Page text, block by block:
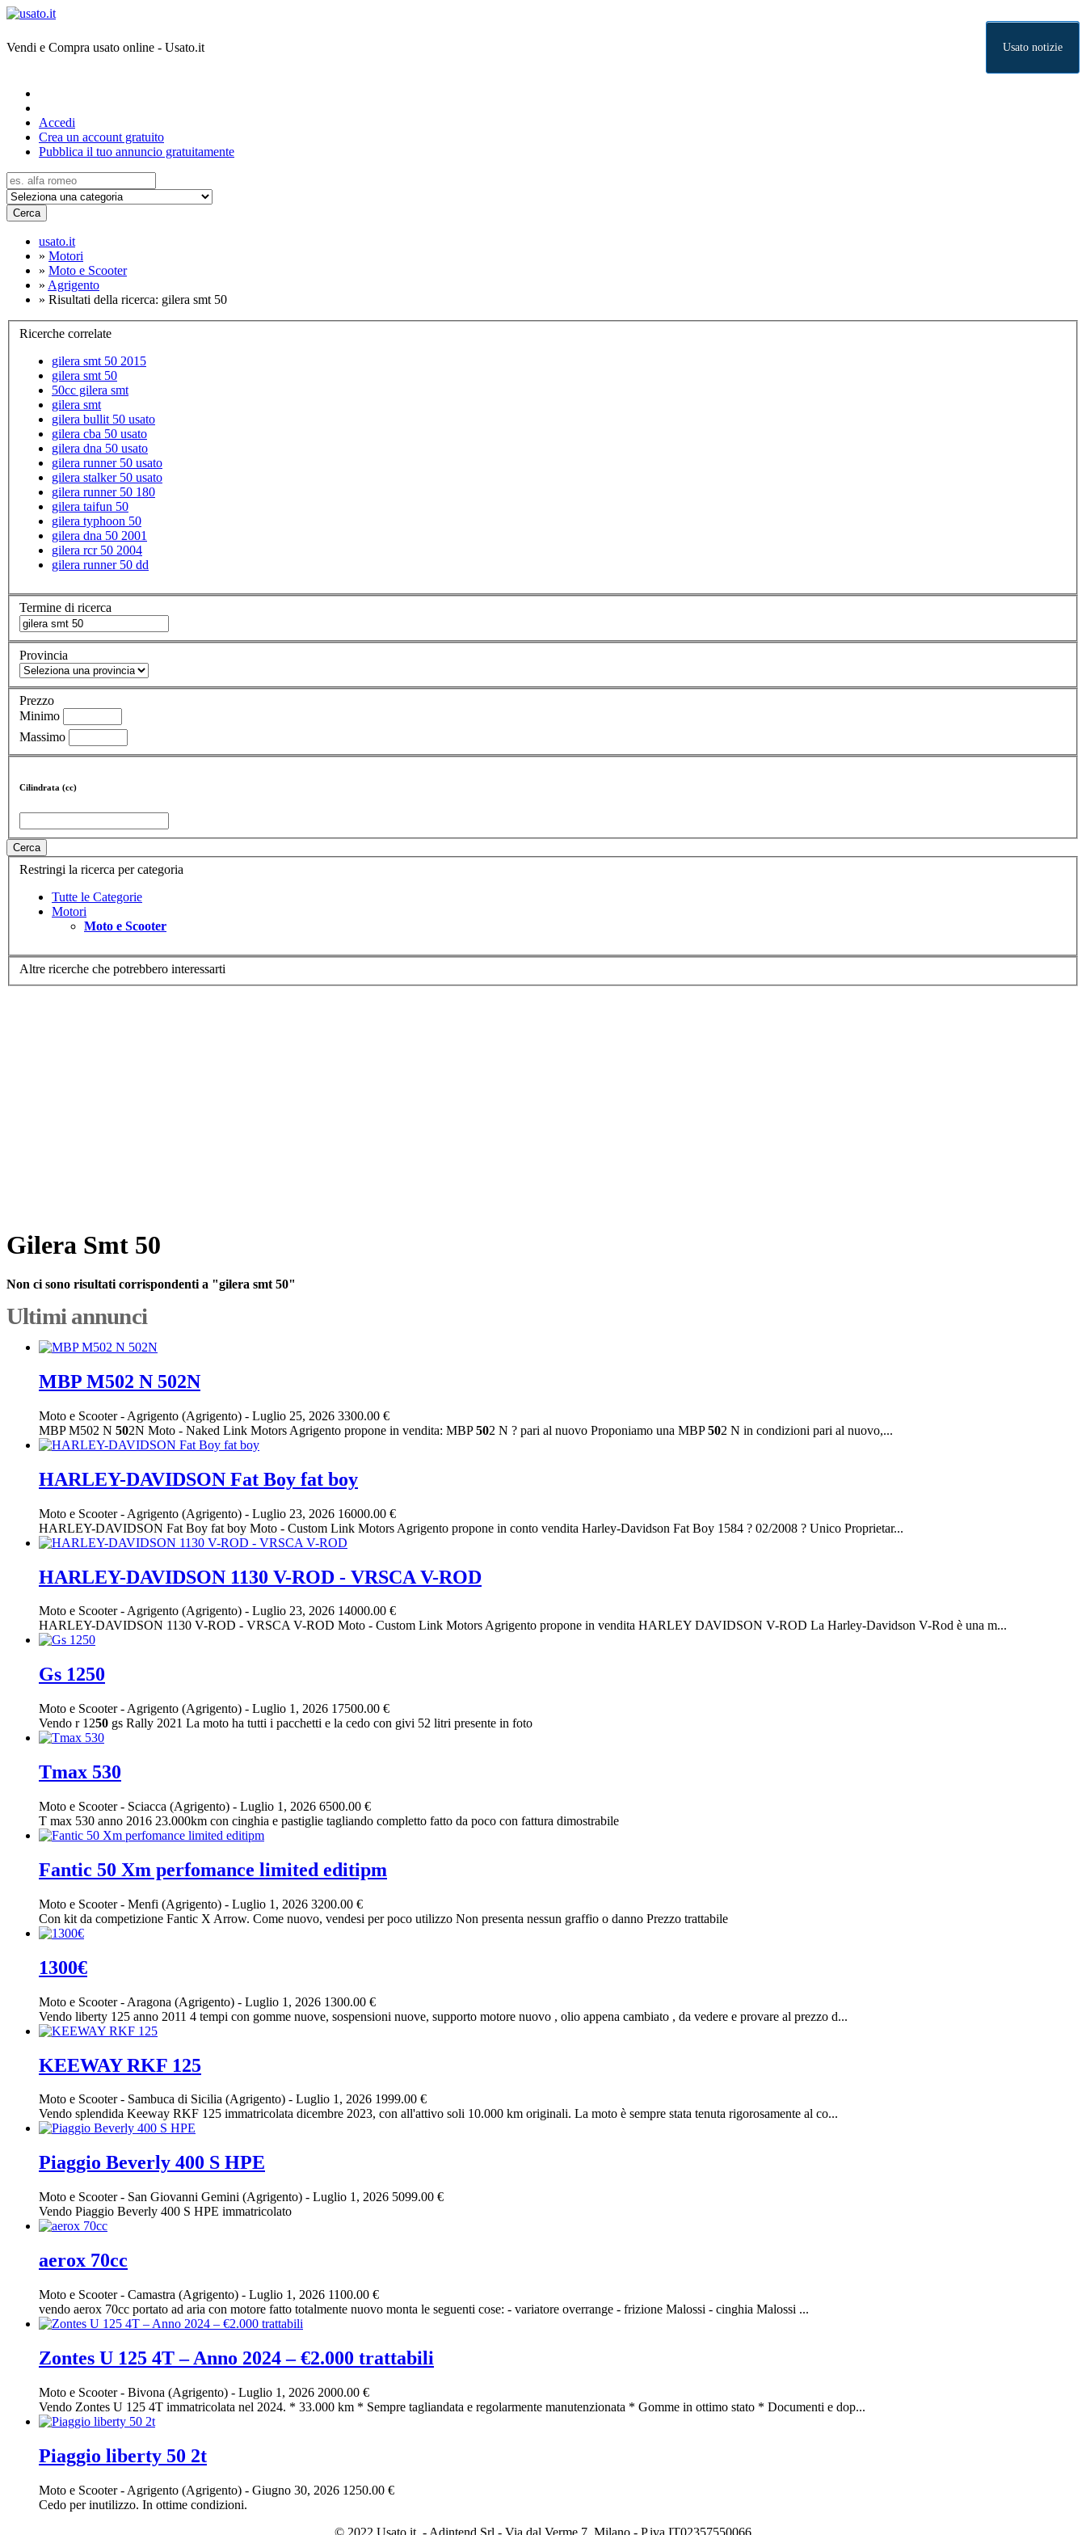
Vendi e Compra usato online - Usato.it Usato notizie
Accedi
Crea un account gratuito
Pubblica il tuo annuncio gratuitamente
Cerca
usato.it
» Motori
» Moto e Scooter
» Agrigento
» Risultati della ricerca: gilera smt 50
Ricerche correlate
gilera smt 50 2015
gilera smt 50
50cc gilera smt
gilera smt
gilera bullit 50 usato
gilera cba 50 usato
gilera dna 50 usato
gilera runner 50 usato
gilera stalker 50 usato
gilera runner 50 180
gilera taifun 50
gilera typhoon 50
gilera dna 50 2001
gilera rcr 50 2004
gilera runner 50 dd
Termine di ricerca
Provincia
Prezzo
Minimo
Massimo
Cilindrata (cc)
Cerca
Restringi la ricerca per categoria
Tutte le Categorie
Motori
Moto e Scooter
Altre ricerche che potrebbero interessarti
Gilera Smt 50
Non ci sono risultati corrispondenti a "gilera smt 50"
Ultimi annunci
MBP M502 N 502N
Moto e Scooter- Agrigento (Agrigento) - Luglio 25, 2026 3300.00 €
MBP M502 N 502N Moto - Naked Link Motors Agrigento propone in vendita: MBP502 N ? pari al nuovo Proponiamo una MBP502 N in condizioni pari al nuovo,...
HARLEY-DAVIDSON Fat Boy fat boy
Moto e Scooter- Agrigento (Agrigento) - Luglio 23, 2026 16000.00 €
HARLEY-DAVIDSON Fat Boy fat boy Moto - Custom Link Motors Agrigento propone in conto vendita Harley-Davidson Fat Boy 1584 ? 02/2008 ? Unico Proprietar...
HARLEY-DAVIDSON 1130 V-ROD - VRSCA V-ROD
Moto e Scooter-Agrigento (Agrigento) - Luglio 23, 2026 14000.00 €
HARLEY-DAVIDSON 1130 V-ROD - VRSCA V-ROD Moto - Custom Link Motors Agrigento propone in vendita HARLEY DAVIDSON V-ROD La Harley-Davidson V-Rod è una m...
Gs 1250
Moto e Scooter- Agrigento (Agrigento) - Luglio 1, 2026 17500.00 €
Vendo r 1250 gs Rally 2021 La moto ha tutti i pacchetti e la cedo con givi 52 litri presente in foto
Tmax 530
Moto e Scooter- Sciacca (Agrigento) - Luglio 1, 2026 6500.00 €
T max 530 anno 2016 23.000km con cinghia e pastiglie tagliando completto fatto da poco con fattura dimostrabile
Fantic 50 Xm perfomance limited editipm
Moto e Scooter- Menfi (Agrigento) - Luglio 1, 2026 3200.00 €
Con kit da competizione Fantic X Arrow. Come nuovo, vendesi per poco utilizzo Non presenta nessun graffio o danno Prezzo trattabile
1300€
Moto e Scooter- Aragona (Agrigento) - Luglio 1, 2026 1300.00 €
Vendo liberty 125 anno 2011 4 tempi con gomme nuove, sospensioni nuove, supporto motore nuovo , olio appena cambiato , da vedere e provare al prezzo d...
KEEWAY RKF 125
Moto e Scooter- Sambuca di Sicilia (Agrigento) - Luglio 1, 2026 1999.00 €
Vendo splendida Keeway RKF 125 immatricolata dicembre 2023, con all'attivo soli 10.000 km originali. La moto è sempre stata tenuta rigorosamente al co...
Piaggio Beverly 400 S HPE
Moto e Scooter- San Giovanni Gemini (Agrigento) - Luglio 1, 2026 5099.00 €
Vendo Piaggio Beverly 400 S HPE immatricolato
aerox 70cc
Moto e Scooter- Camastra (Agrigento) - Luglio 1, 2026 1100.00 €
vendo aerox 70cc portato ad aria con motore fatto totalmente nuovo monta le seguenti cose: - variatore overrange - frizione Malossi - cinghia Malossi ...
Zontes U 125 4T – Anno 2024 – €2.000 trattabili
Moto e Scooter- Bivona (Agrigento) - Luglio 1, 2026 2000.00 €
Vendo Zontes U 125 4T immatricolata nel 2024. * 33.000 km * Sempre tagliandata e regolarmente manutenzionata * Gomme in ottimo stato * Documenti e dop...
Piaggio liberty 50 2t
Moto e Scooter- Agrigento (Agrigento) - Giugno 30, 2026 1250.00 €
Cedo per inutilizzo. In ottime condizioni.
© 2022 Usato it. - Adintend Srl - Via dal Verme 7, Milano - P.iva IT02357550066